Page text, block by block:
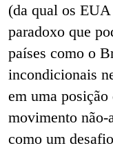
(da qual os
paradoxo que
países como o
incondicionais
em uma
movimento não-
como um